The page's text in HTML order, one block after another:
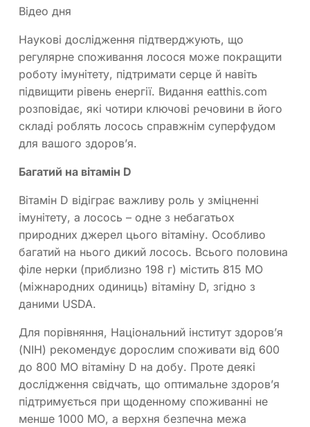
Відео дня
Наукові дослідження підтверджують, що
регулярне споживання лосося може покращити
роботу імунітету, підтримати серце й навіть
підвищити рівень енергії. Видання eatthis.com
розповідає, які чотири ключові речовини в його
складі роблять лосось справжнім суперфудом
для вашого здоров’я.
Багатий на вітамін D
Вітамін D відіграє важливу роль у зміцненні
імунітету, а лосось – одне з небагатьох
природних джерел цього вітаміну. Особливо
багатий на нього дикий лосось. Всього половина
філе нерки (приблизно 198 г) містить 815 МО
(міжнародних одиниць) вітаміну D, згідно з
даними USDA.
Для порівняння, Національний інститут здоров’я
(NIH) рекомендує дорослим споживати від 600
до 800 МО вітаміну D на добу. Проте деякі
дослідження свідчать, що оптимальне здоров’я
підтримується при щоденному споживанні не
менше 1000 МО, а верхня безпечна межа